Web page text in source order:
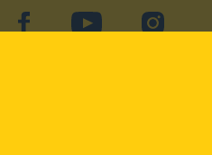
facebookYouTube Instagram